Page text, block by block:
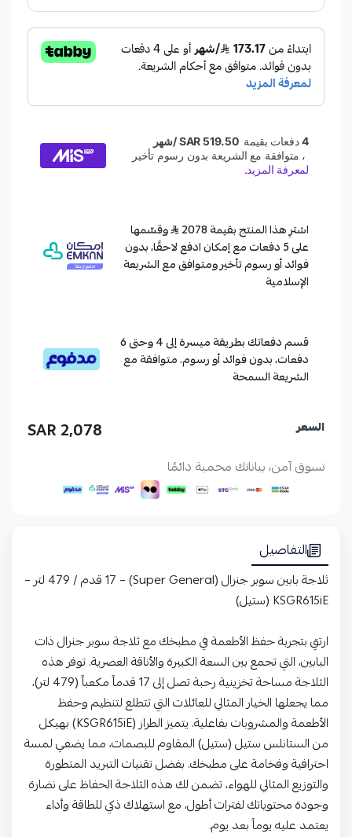
اشترِ هذا المنتج بقيمة 2078
وقسّمها
على 5 دفعات مع إمكان ادفع لاحقًا، بدون
فوائد أو رسوم تأخير ومتوافق مع الشريعة
الإسلامية
قسم دفعاتك بطريقة ميسرة إلى 4 وحتى 6
دفعات، بدون فوائد أو رسوم. متوافقة مع
الشريعة السمحة
السعر 2,078 SAR
تسوق آمن، بياناتك محمية دائمًا
التفاصيل
ثلاجة بابين سوبر جنرال (Super General) – 17 قدم / 479 لتر –
KSGR615iE (ستيل)
ارتقِ بتجربة حفظ الأطعمة في مطبخك مع ثلاجة سوبر جنرال ذات
البابين، التي تجمع بين السعة الكبيرة والأناقة العصرية. توفر هذه
الثلاجة مساحة تخزينية رحبة تصل إلى 17 قدماً مكعباً (479 لتر)،
مما يجعلها الخيار المثالي للعائلات التي تتطلع لتنظيم وحفظ
الأطعمة والمشروبات بفاعلية. يتميز الطراز (KSGR615iE) بهيكل
من الستانلس ستيل (ستيل) المقاوم للبصمات، مما يضفي لمسة
احترافية وفخامة على مطبخك. بفضل تقنيات التبريد المتطورة
والتوزيع المثالي للهواء، تضمن لك هذه الثلاجة الحفاظ على نضارة
وجودة محتوياتك لفترات أطول، مع استهلاك ذكي للطاقة وأداء
يعتمد عليه يوماً بعد يوم.